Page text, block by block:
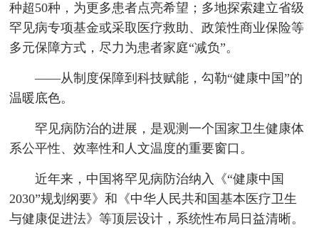
种超50种，为更多患者点亮希望；多地探索建立省级
罕见病专项基金或采取医疗救助、政策性商业保险等
多元保障方式，尽力为患者家庭“减负”。
——从制度保障到科技赋能，勾勒“健康中国”的
温暖底色。
罕见病防治的进展，是观测一个国家卫生健康体
系公平性、效率性和人文温度的重要窗口。
近年来，中国将罕见病防治纳入《“健康中国
2030”规划纲要》和《中华人民共和国基本医疗卫生
与健康促进法》等顶层设计，系统性布局日益清晰。